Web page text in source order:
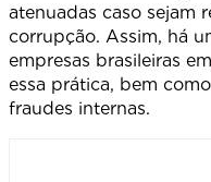
atenuadas caso sejam
corrupção. Assim, há
empresas brasileiras
essa prática, bem
fraudes internas.